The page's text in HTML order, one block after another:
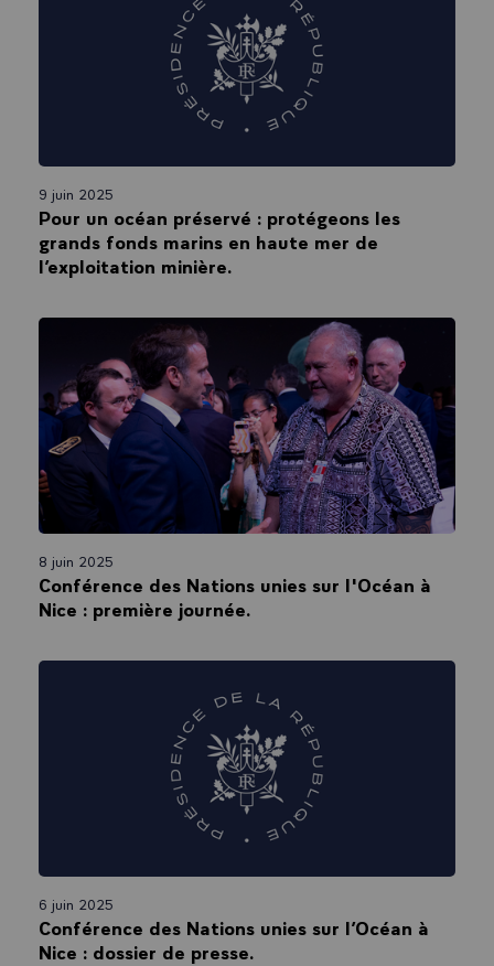
9 juin 2025
Pour un océan préservé : protégeons les
grands fonds marins en haute mer de
l’exploitation minière.
8 juin 2025
Conférence des Nations unies sur l'Océan à
Nice : première journée.
6 juin 2025
Conférence des Nations unies sur l’Océan à
Nice : dossier de presse.